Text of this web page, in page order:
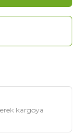
kargoya